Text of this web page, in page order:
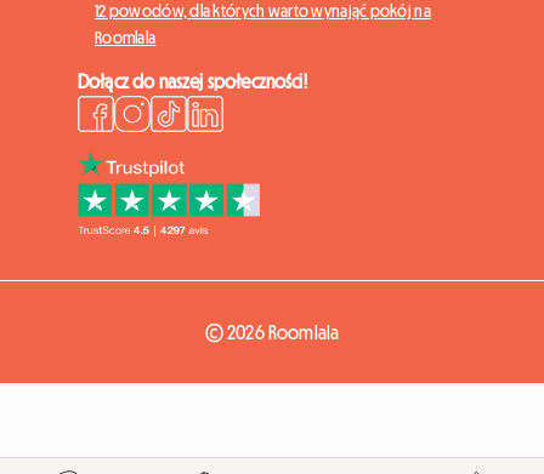
12 powodów, dla których warto wynająć pokój na
Roomlala
Dołącz do naszej społeczności!
© 2026 Roomlala